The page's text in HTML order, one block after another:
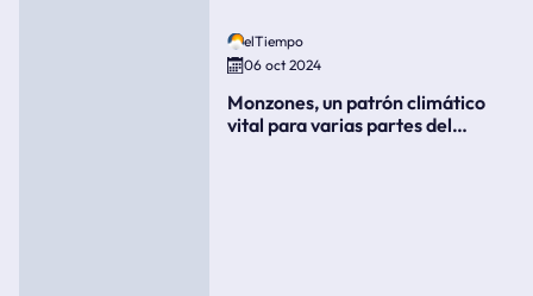
elTiempo
06 oct 2024
Monzones, un patrón climático
vital para varias partes del